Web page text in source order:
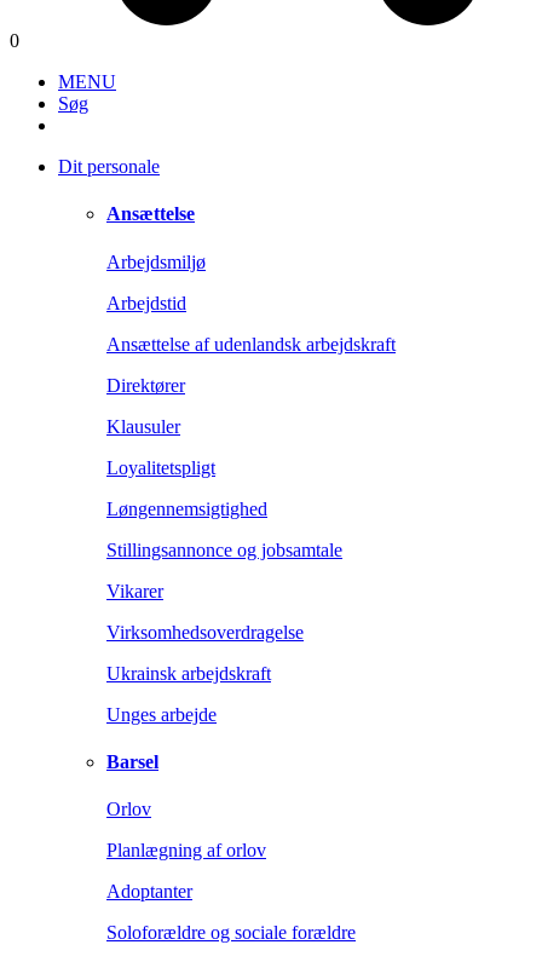
0
MENU
Søg
Dit personale
Ansættelse
Arbejdsmiljø
Arbejdstid
Ansættelse af udenlandsk arbejdskraft
Direktører
Klausuler
Loyalitetspligt
Løngennemsigtighed
Stillingsannonce og jobsamtale
Vikarer
Virksomhedsoverdragelse
Ukrainsk arbejdskraft
Unges arbejde
Barsel
Orlov
Planlægning af orlov
Adoptanter
Soloforældre og sociale forældre